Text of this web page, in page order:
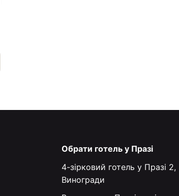
Обрати готель у Празі
4-зірковий готель у Празі 2,
Виногради